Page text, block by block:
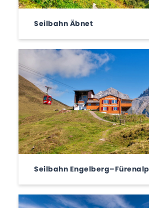
Seilbahn Äbnet
Seilbahn Engelberg–Fürenalp